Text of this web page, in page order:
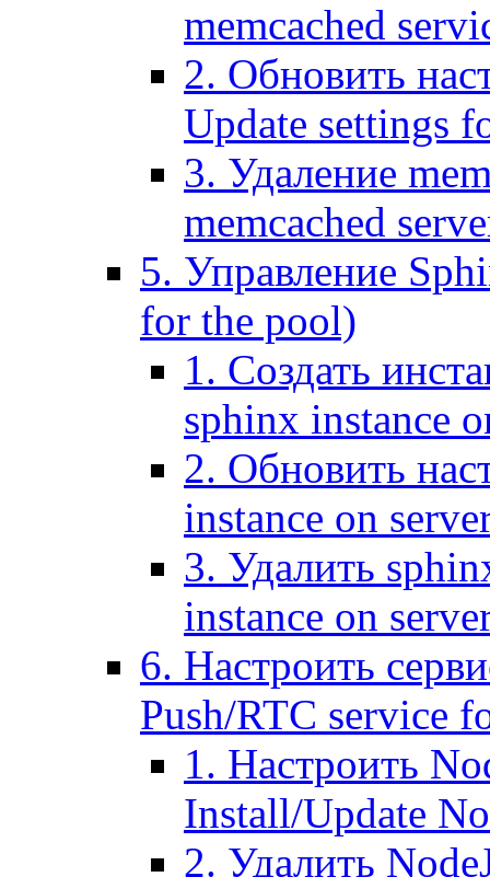
memcached
2. Обновить
Update settings
3. Удаление
memcached
5. Управление
for the pool)
1. Создать
sphinx instance
2. Обновить
instance on
3. Удалить
instance on
6. Настроить
Push/RTC service
1. Настроить
Install/Update
2. Удалить